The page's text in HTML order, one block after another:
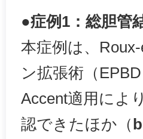
●症例1：総胆管
本症例は、
ン拡張術（
Accent適用によ
認できたほか（ b